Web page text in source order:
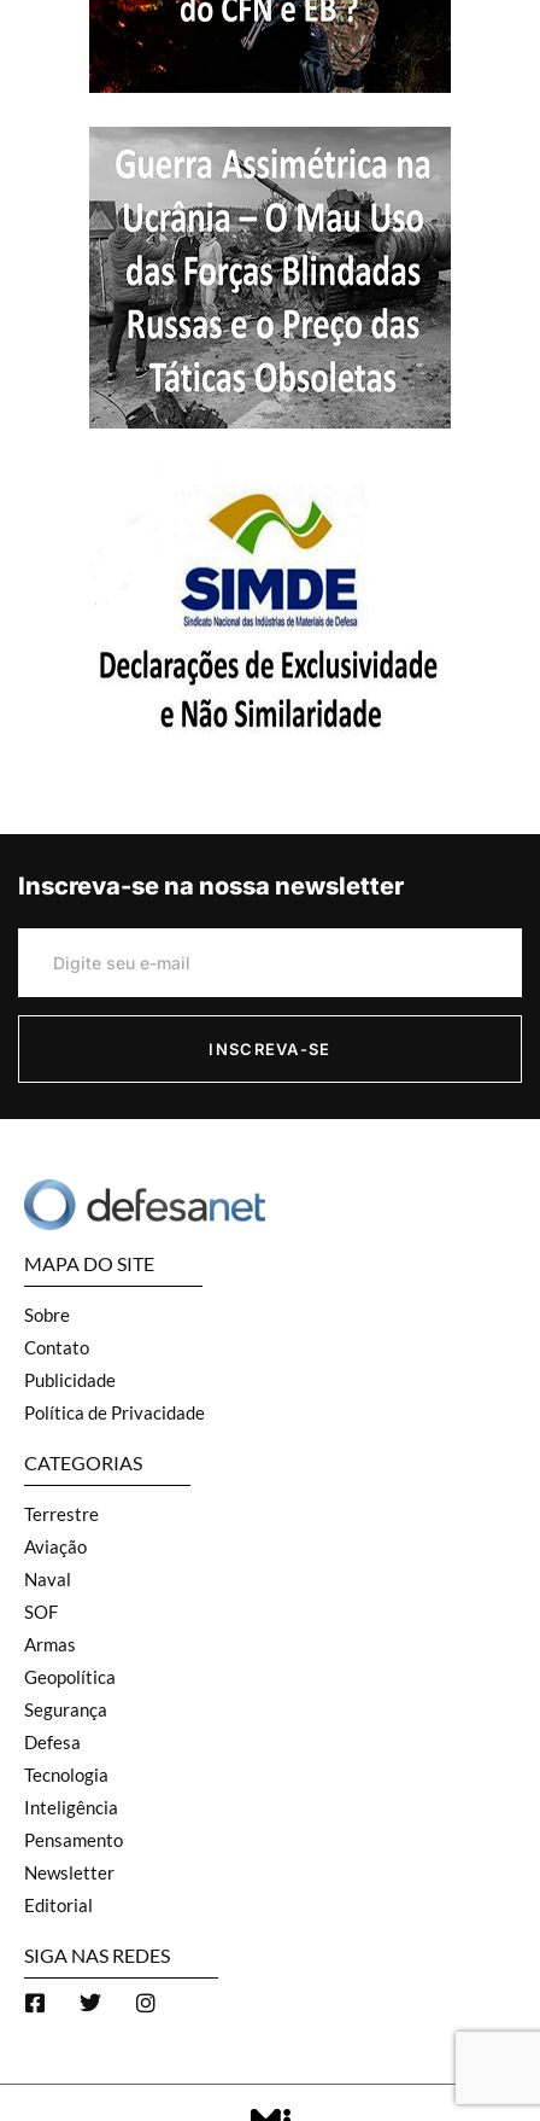
Inscreva-se na nossa newsletter
INSCREVA-SE
MAPA DO SITE
Sobre
Contato
Publicidade
Política de Privacidade
CATEGORIAS
Terrestre
Aviação
Naval
SOF
Armas
Geopolítica
Segurança
Defesa
Tecnologia
Inteligência
Pensamento
Newsletter
Editorial
SIGA NAS REDES